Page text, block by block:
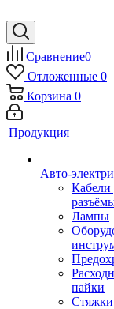
Сравнение0
Отложенные 0
Корзина 0
Продукция
Авто-
Кабели
Лампы
пайки
Стяжки